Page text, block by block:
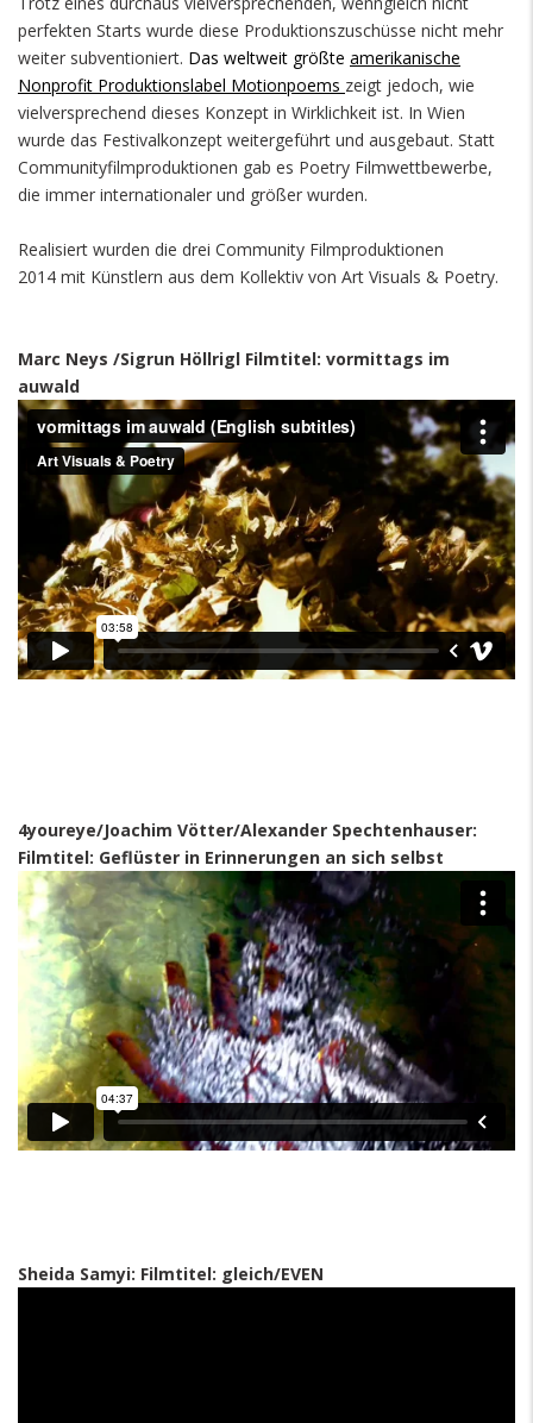
perfekten Starts wurde diese Produktionszuschüsse nicht mehr
weiter subventioniert. Das weltweit größte amerikanische
Nonprofit Produktionslabel Motionpoems zeigt jedoch, wie
vielversprechend dieses Konzept in Wirklichkeit ist. In Wien
wurde das Festivalkonzept weitergeführt und ausgebaut. Statt
Communityfilmproduktionen gab es Poetry Filmwettbewerbe,
die immer internationaler und größer wurden.
Realisiert wurden die drei Community Filmproduktionen
2014 mit Künstlern aus dem Kollektiv von Art Visuals & Poetry.
Marc Neys /Sigrun Höllrigl Filmtitel: vormittags im
auwald
4youreye/Joachim Vötter/Alexander Spechtenhauser:
Filmtitel: Geflüster in Erinnerungen an sich selbst
Sheida Samyi: Filmtitel: gleich/EVEN